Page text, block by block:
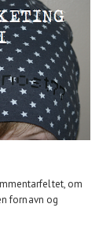
om
fornavn og